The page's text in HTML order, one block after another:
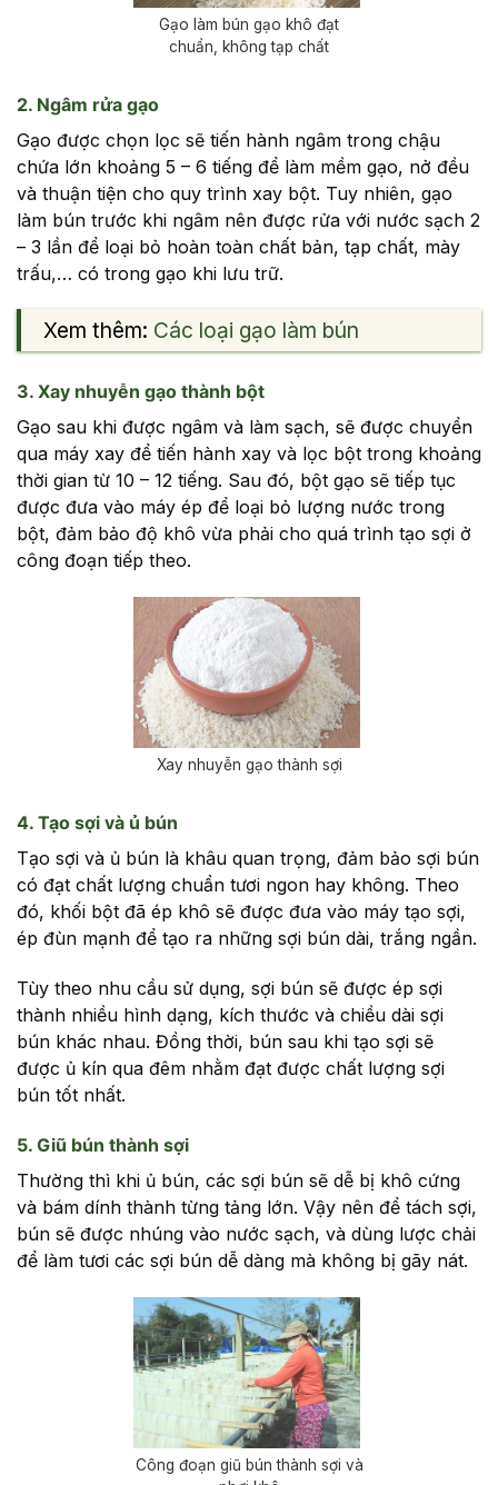
Gạo làm bún gạo khô đạt
chuẩn, không tạp chất
2. Ngâm rửa gạo
Gạo được chọn lọc sẽ tiến hành ngâm trong chậu
chứa lớn khoảng 5 – 6 tiếng để làm mềm gạo, nở đều
và thuận tiện cho quy trình xay bột. Tuy nhiên, gạo
làm bún trước khi ngâm nên được rửa với nước sạch 2
– 3 lần để loại bỏ hoàn toàn chất bản, tạp chất, mày
trấu,… có trong gạo khi lưu trữ.
Xem thêm: Các loại gạo làm bún
3. Xay nhuyễn gạo thành bột
Gạo sau khi được ngâm và làm sạch, sẽ được chuyển
qua máy xay để tiến hành xay và lọc bột trong khoảng
thời gian từ 10 – 12 tiếng. Sau đó, bột gạo sẽ tiếp tục
được đưa vào máy ép để loại bỏ lượng nước trong
bột, đảm bảo độ khô vừa phải cho quá trình tạo sợi ở
công đoạn tiếp theo.
Xay nhuyễn gạo thành sợi
4. Tạo sợi và ủ bún
Tạo sợi và ủ bún là khâu quan trọng, đảm bảo sợi bún
có đạt chất lượng chuẩn tươi ngon hay không. Theo
đó, khối bột đã ép khô sẽ được đưa vào máy tạo sợi,
ép đùn mạnh để tạo ra những sợi bún dài, trắng ngần.
Tùy theo nhu cầu sử dụng, sợi bún sẽ được ép sợi
thành nhiều hình dạng, kích thước và chiều dài sợi
bún khác nhau. Đồng thời, bún sau khi tạo sợi sẽ
được ủ kín qua đêm nhằm đạt được chất lượng sợi
bún tốt nhất.
5. Giũ bún thành sợi
Thường thì khi ủ bún, các sợi bún sẽ dễ bị khô cứng
và bám dính thành từng tảng lớn. Vậy nên để tách sợi,
bún sẽ được nhúng vào nước sạch, và dùng lược chải
để làm tươi các sợi bún dễ dàng mà không bị gãy nát.
Công đoạn giũ bún thành sợi và